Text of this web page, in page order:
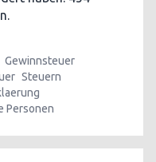
Gewinnsteuer
Steuern
Personen